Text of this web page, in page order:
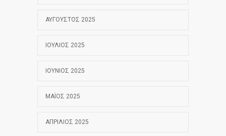
ΑΎΓΟΥΣΤΟΣ 2025
ΙΟΎΛΙΟΣ 2025
ΙΟΎΝΙΟΣ 2025
ΜΆΙΟΣ 2025
ΑΠΡΊΛΙΟΣ 2025